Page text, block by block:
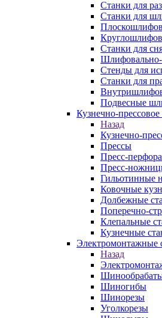
Станки для
Станки для
Станки для
Шлифовально-
Стенды для
Станки для
Подвесные
Кузнечно-
Назад
Кузнечно-
Прессы
Пресс-
Пресс-
Гильотинные
Ковочные
Долбежные
Поперечно-
Клепальные
Кузнечные
Электромонтажные
Назад
Шиногибы
Шинорезы
Уголкорезы